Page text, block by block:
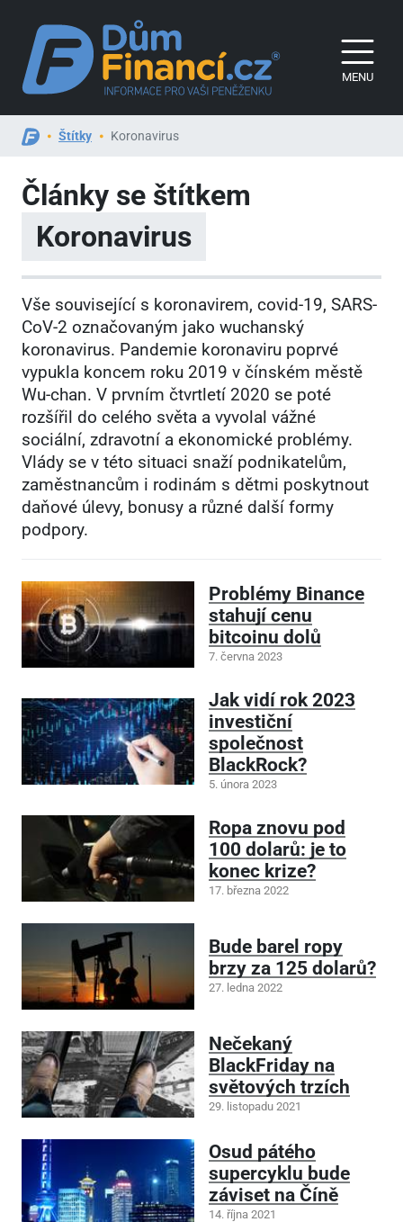
MENU
Štítky Koronavirus
Články se štítkem
Koronavirus
Vše související s koronavirem, covid-19, SARS-
CoV-2 označovaným jako wuchanský
koronavirus. Pandemie koronaviru poprvé
vypukla koncem roku 2019 v čínském městě
Wu-chan. V prvním čtvrtletí 2020 se poté
rozšířil do celého světa a vyvolal vážné
sociální, zdravotní a ekonomické problémy.
Vlády se v této situaci snaží podnikatelům,
zaměstnancům i rodinám s dětmi poskytnout
daňové úlevy, bonusy a různé další formy
podpory.
Problémy Binance
stahují cenu
bitcoinu dolů
7. června 2023
Jak vidí rok 2023
investiční
společnost
BlackRock?
5. února 2023
Ropa znovu pod
100 dolarů: je to
konec krize?
17. března 2022
Bude barel ropy
brzy za 125 dolarů?
27. ledna 2022
Nečekaný
BlackFriday na
světových trzích
29. listopadu 2021
Osud pátého
supercyklu bude
záviset na Číně
14. října 2021